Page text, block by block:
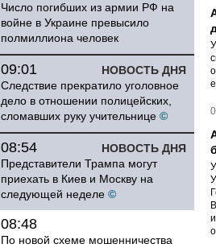
Число погибших из армии РФ на
войне в Украине превысило
полмиллиона человек
НОВОСТЬ ДНЯ
09:01
Следствие прекратило уголовное
дело в отношении полицейских,
сломавших руку учительнице ©
НОВОСТЬ ДНЯ
08:54
Представители Трампа могут
приехать в Киев и Москву на
следующей неделе ©
08:48
По новой схеме мошенничества